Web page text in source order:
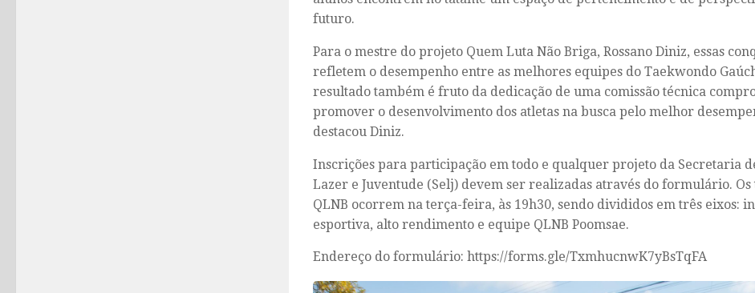
futuro.
Para o mestre do projeto Quem Luta Não Briga, Rossano Diniz, essas
refletem o desempenho entre as melhores equipes do Taekwondo
resultado também é fruto da dedicação de uma comissão técnica
promover o desenvolvimento dos atletas na busca pelo melhor
destacou Diniz.
Inscrições para participação em todo e qualquer projeto da Secretaria
Lazer e Juventude (Selj) devem ser realizadas através do formulário.
QLNB ocorrem na terça-feira, às 19h30, sendo divididos em três eixos:
esportiva, alto rendimento e equipe QLNB Poomsae.
Endereço do formulário: https://forms.gle/TxmhucnwK7yBsTqFA